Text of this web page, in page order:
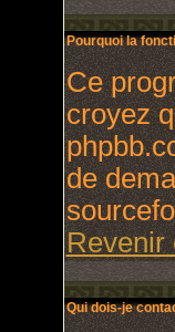
Pourquoi la
Ce
croyez
de
Revenir
Qui dois-je